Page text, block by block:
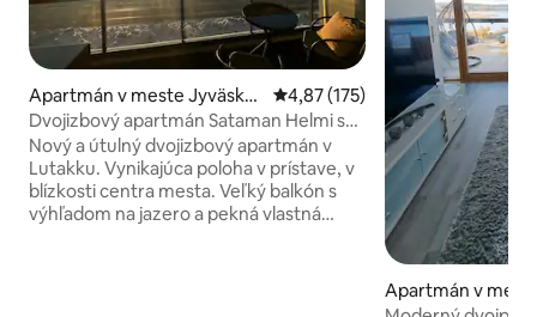
Apartmán v meste Jyväskyl
ä
Priemerné ohodnotenie 4,87 z
4,87 (175)
Dvojizbový apartmán Sataman Helmi so
saunou a balkónom s výhľadom na
prístav
Nový a útulný dvojizbový apartmán v
Lutakku. Vynikajúca poloha v prístave, v
blízkosti centra mesta. Veľký balkón s
výhľadom na jazero a pekná vlastná
Apartmán v